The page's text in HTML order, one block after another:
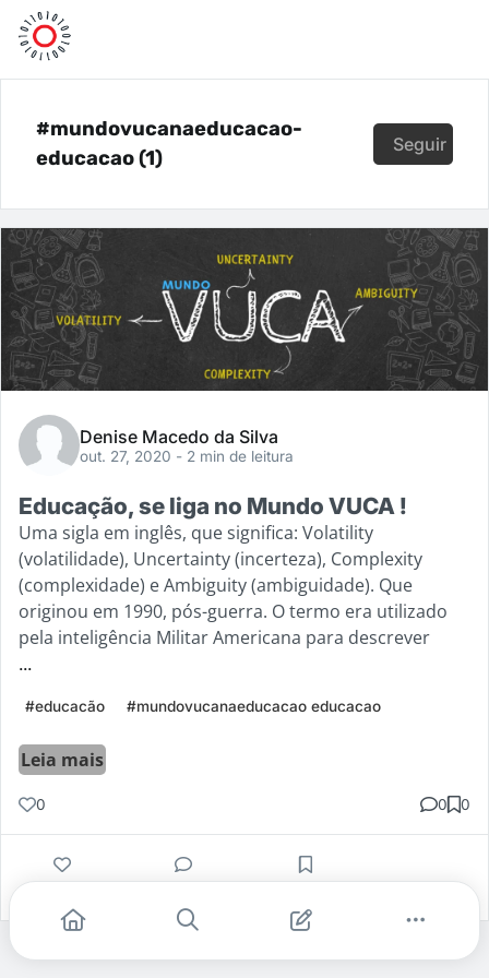
#mundovucanaeducacao-
educacao (1)
Seguir
Denise Macedo da Silva
out. 27, 2020 - 2 min de leitura
Educação, se liga no Mundo VUCA !
Uma sigla em inglês, que significa: Volatility
(volatilidade), Uncertainty (incerteza), Complexity
(complexidade) e Ambiguity (ambiguidade). Que
originou em 1990, pós-guerra. O termo era utilizado
pela inteligência Militar Americana para descrever
...
#educacão #mundovucanaeducacao educacao
Leia mais
0 0 0
Gostei Comentar Salvar